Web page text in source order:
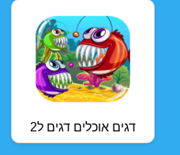
דגים אוכלים דגים ל2